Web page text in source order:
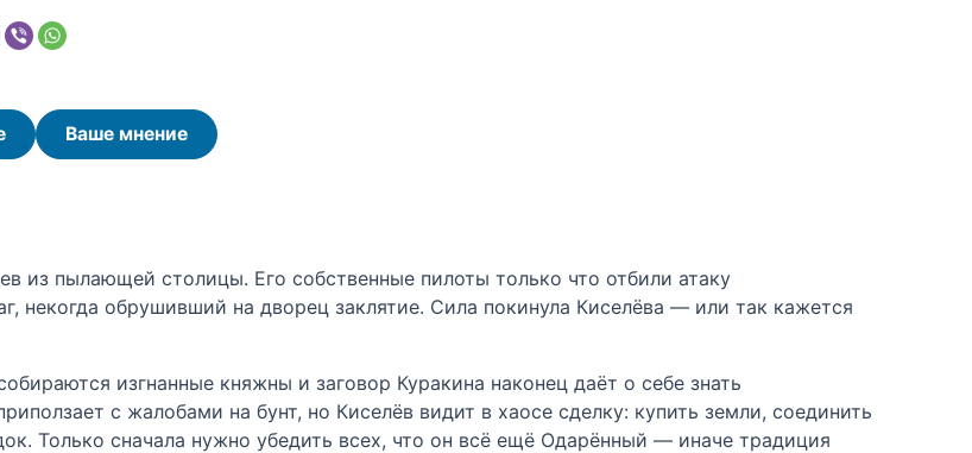
Ваше мнение
из пылающей столицы. Его собственные пилоты только что отбили атаку
некогда обрушивший на дворец заклятие. Сила покинула Киселёва — или так кажется
изгнанные княжны и заговор Куракина наконец даёт о себе знать
с жалобами на бунт, но Киселёв видит в хаосе сделку: купить земли, соединить
Только сначала нужно убедить всех, что он всё ещё Одарённый — иначе традиция